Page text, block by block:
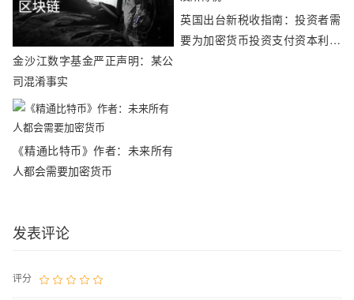
金沙江数字基金严正声明：某公
司混淆事实
英国出台新税收指南：投资者需
要为加密货币投资支付资本利得
《精通比特币》作者：未来所有
人都会需要加密货币
发表评论
评分